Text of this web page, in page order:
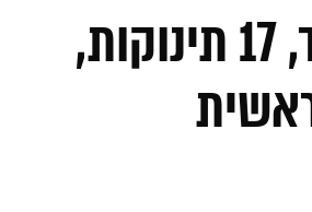
בניין אחד, 17 תינוקות,